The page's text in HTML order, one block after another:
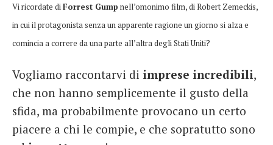
Italiano
Vi ricordate diForrest Gump nell’omonimo film, di Robert Zemeckis,
in cui il protagonista senza un apparente ragione un giorno si alza e
comincia a correre da una parte all’altra degli Stati Uniti?
Vogliamo raccontarvi di imprese incredibili,
che non hanno semplicemente il gusto della
sfida, ma probabilmente provocano un certo
piacere a chi le compie, e che sopratutto sono